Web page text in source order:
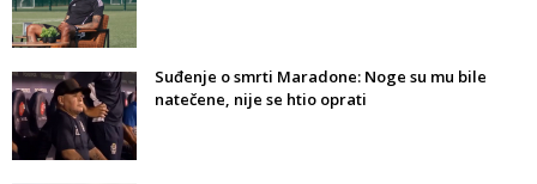
Suđenje o smrti Maradone: Noge su mu bile
natečene, nije se htio oprati